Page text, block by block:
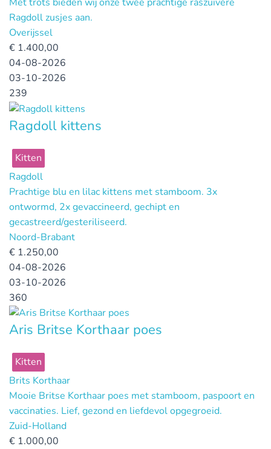
Ragdoll zusjes aan.
Overijssel
€ 1.400,00
04-08-2026
03-10-2026
239
Ragdoll kittens
Kitten
Ragdoll
Prachtige blu en lilac kittens met stamboom. 3x
ontwormd, 2x gevaccineerd, gechipt en
gecastreerd/gesteriliseerd.
Noord-Brabant
€ 1.250,00
04-08-2026
03-10-2026
360
Aris Britse Korthaar poes
Kitten
Brits Korthaar
Mooie Britse Korthaar poes met stamboom, paspoort en
vaccinaties. Lief, gezond en liefdevol opgegroeid.
Zuid-Holland
€ 1.000,00